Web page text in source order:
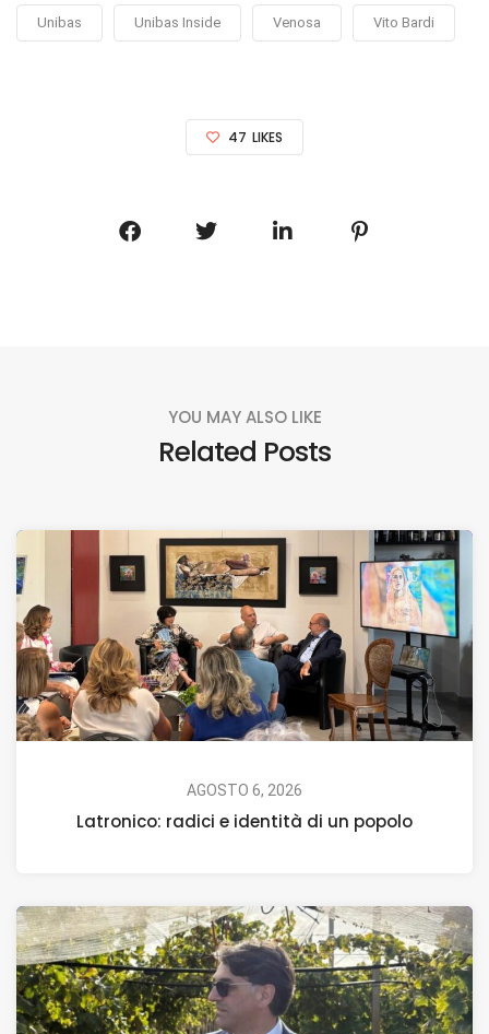
Unibas Unibas Inside Venosa Vito Bardi
47 LIKES
YOU MAY ALSO LIKE
Related Posts
AGOSTO 6, 2026
Latronico: radici e identità di un popolo